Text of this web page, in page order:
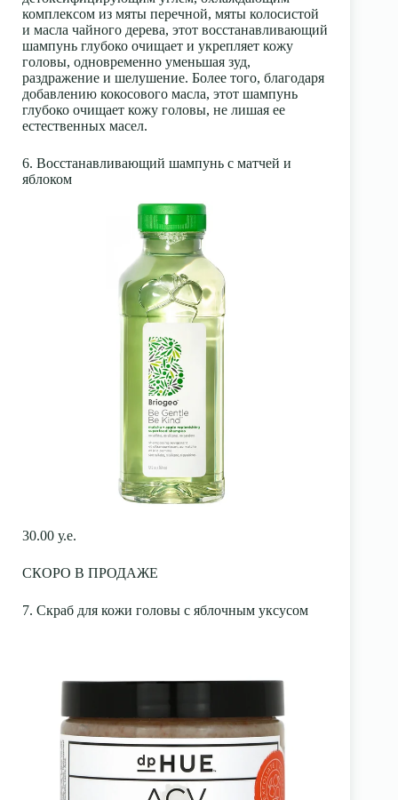
комплексом из мяты перечной, мяты колосистой
и масла чайного дерева, этот восстанавливающий
шампунь глубоко очищает и укрепляет кожу
головы, одновременно уменьшая зуд,
раздражение и шелушение. Более того, благодаря
добавлению кокосового масла, этот шампунь
глубоко очищает кожу головы, не лишая ее
естественных масел.
6. Восстанавливающий шампунь с матчей и
яблоком
30.00 у.е.
СКОРО В ПРОДАЖЕ
7. Скраб для кожи головы с яблочным уксусом